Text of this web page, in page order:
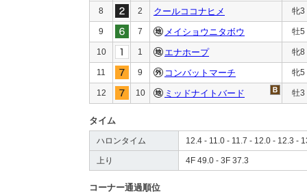
8 2 クールココナヒメ 牝3
9 7 メイショウニタボウ 牡5
10 1 エナホープ 牝8
11 9 コンバットマーチ 牝5
12 10 ミッドナイトバード 牡3
タイム
ハロンタイム 12.4 - 11.0 - 11.7 - 12.0 - 12.3 -
上り 4F 49.0 - 3F 37.3
コーナー通過順位